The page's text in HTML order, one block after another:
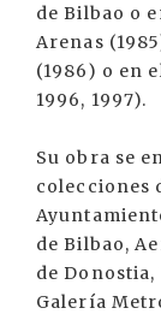
de Bilbao o
Arenas
(1986) o en
1996, 1997).
Su obra se
colecciones
de Bilbao,
de
Galería